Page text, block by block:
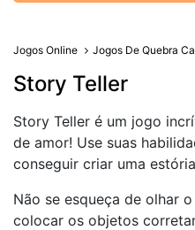
Jogos Online Jogos De Quebra
Story Teller
Story Teller é um jogo
de amor! Use suas
conseguir criar uma
Não se esqueça de olhar
colocar os objetos